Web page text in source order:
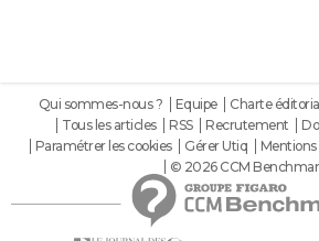
Qui sommes-nous ? Equipe Charte
Tous les articles
RSS Recrutement
Paramétrer les cookies
Gérer Utiq Mentions
© 2026 CCM